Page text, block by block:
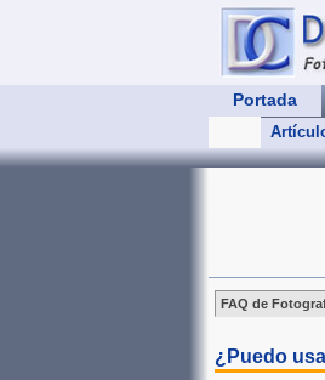
Portada
FAQ de
¿Puedo